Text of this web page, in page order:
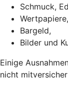
Schmuck,
Wertpapiere,
Bargeld,
Bilder und
Einige
nicht